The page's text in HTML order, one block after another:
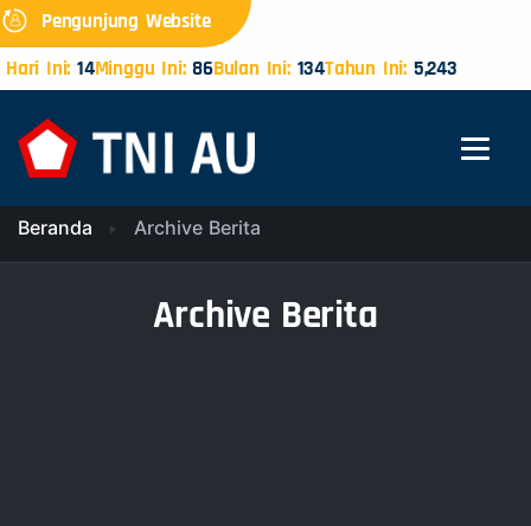
Pengunjung Website
Hari Ini: 14Minggu Ini:86Bulan Ini:134Tahun Ini: 5,243
Beranda Archive Berita
Archive Berita